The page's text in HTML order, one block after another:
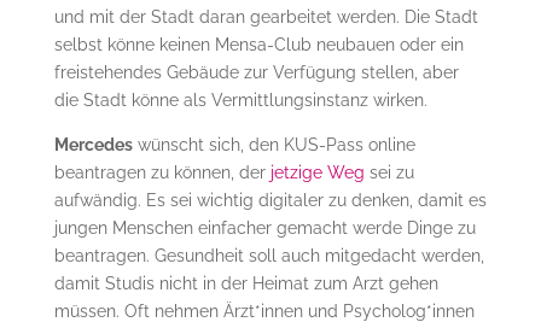
und mit der Stadt daran gearbeitet werden. Die Stadt
selbst könne keinen Mensa-Club neubauen oder ein
freistehendes Gebäude zur Verfügung stellen, aber
die Stadt könne als Vermittlungsinstanz wirken.
Mercedeswünscht sich, den KUS-Pass online
beantragen zu können, der jetzige Weg sei zu
aufwändig. Es sei wichtig digitaler zu denken, damit es
jungen Menschen einfacher gemacht werde Dinge zu
beantragen. Gesundheit soll auch mitgedacht werden,
damit Studis nicht in der Heimat zum Arzt gehen
müssen. Oft nehmen Ärzt*innen und Psycholog*innen